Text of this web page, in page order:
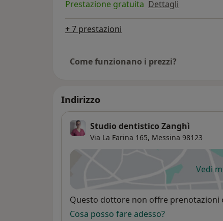
Prestazione gratuita Dettagli
+ 7 prestazioni
Come funzionano i prezzi?
Indirizzo
Studio dentistico Zanghì
Via La Farina 165, Messina 98123
Vedi
Disponibilità
Questo dottore non offre prenotazioni
Cosa posso fare adesso?